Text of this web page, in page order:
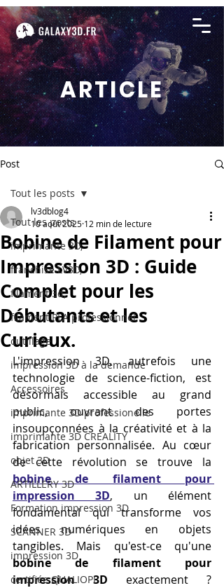
ARTICLE
Post
Tout les posts
imprimante 3D,
franchise LV3D,
filament 3d,
filament PLA professionnel
outillage
impression 3D à la demande
Accessoires
imprimante 3D professionelle
imprimante 3D CREALITY
objet 3D
ARTILLERY 3D
Formation impression 3D
SCANNER 3D
impression 3D
certifiée QUALIOPI
Tout les posts
Bobine de Filament pour
Impression 3D : Guide
Complet pour les
Débutants et les
Curieux.
lv3dblog4
10 août 2025 12 min de lecture
L'impression 3D, autrefois une
technologie de science-fiction, est
désormais accessible au grand
public, ouvrant des portes
insoupçonnées à la créativité et à la
fabrication personnalisée. Au cœur
bobine de filament pour
impression 3D, un élément
fondamental qui transforme vos
idées numériques en objets
bobine de filament pour
impression 3D exactement ?